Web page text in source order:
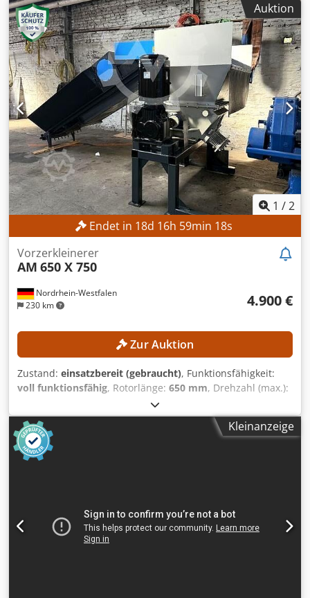
Antriebsmotor: 15 kW
Auktion
1 /2
Endet in 18d 16h 59min 16s
Nordrhein-Westfalen
230 km
Vorzerkleinerer
AM 650 X 750
4.900 €
Zur Auktion
Zustand: einsatzbereit (gebraucht), Funktionsfähigkeit:
voll funktionsfähig, Rotorlänge: 650 mm, Drehzahl (max.):
, Rotordurchmesser:
DETAILS Trichteröffnung: 1.850 × 1.250 mm
Trichtervolumen: ca. 3,0 m³ Rotordurchmesser: 500 mm
Rotorlänge: 650 mm Rotordrehzahl: ca. 160 U/min
Leistung: materialabhängig MASCHINEN-DETAILS
m Kabel Automatischer Stern-Dreieck-Anlauf
Kleinanzeige